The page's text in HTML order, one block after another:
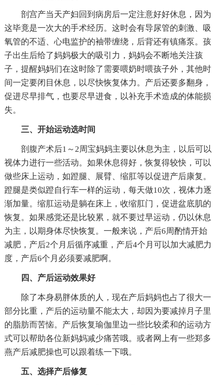
剖宫产当天产妇回到病房后一定注意好好休息，因为
这毕竟是一次大的手术经历。这时会有导尿管的刺激、吸
氧管的不适、心电监护的袖带缠绕，后背还有镇痛泵。孩
子出生后给了妈妈极大的吸引力，妈妈会不断地关注孩
子，提醒妈妈们在这时除了需要喂奶时喂孩子外，其他时
间一定要闭目休息，以尽快恢复体力。产后还要多翻身，
促进尽早排气，也要尽早进食，以补充手术造成的体能损
失。
三、开始运动选时间
剖腹产术后1～2周宝妈妈主要以休息为主，以后可以
视体力进行一些活动。如果休息得好，恢复得较快，可以
做些床上运动，如蹬腿、展臂、缩肛等以促进产后康复。
蹬腿是类似蹬自行车一样的运动，每天做10次，视体力逐
渐加量。缩肛运动是躺在床上，收缩肛门，促进盆底肌的
恢复。如果感觉还是比较累，就不要过早运动，仍以休息
为主，以期身体尽快恢复。一般来说，产后6周酌情开始
减肥，产后2个月后循序减重，产后4个月可以加大减肥力
度，产后6个月必须要减肥啊。
四、产后运动效果好
除了本身易胖体质的人，现在产后妈妈也占了很大一
部分比重，产后的运动量不能太大，却因为要减掉月子里
的脂肪而苦恼。产后恢复瑜伽里边一些比较柔和的运动方
式可以帮助各位新妈妈减少痛苦哦。或者网上有一些郑多
燕产后减肥操也可以跟着练一下哦。
五、选择产后修复